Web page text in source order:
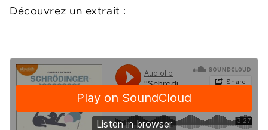
Découvrez un extrait :